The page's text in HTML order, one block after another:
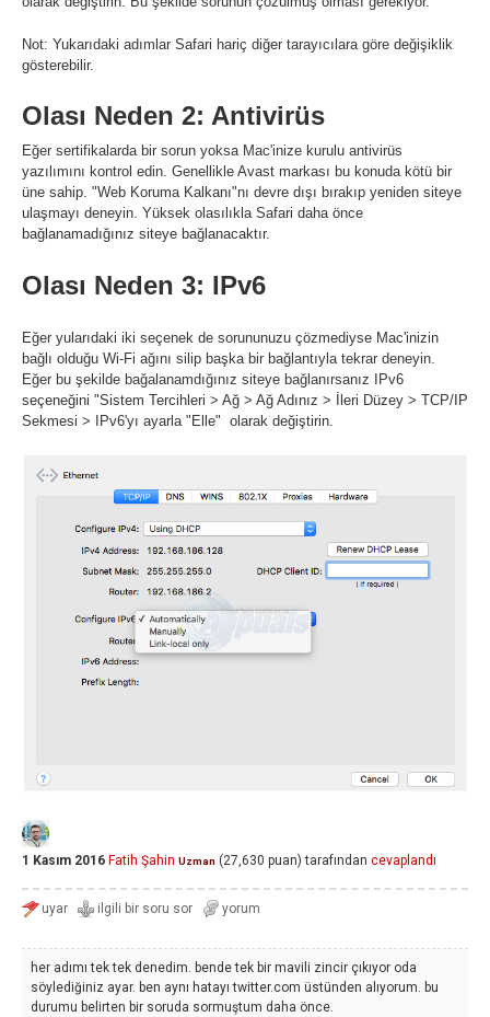
Not: Yukarıdaki adımlar Safari hariç diğer tarayıcılara göre değişiklik
gösterebilir.
Olası Neden 2: Antivirüs
Eğer sertifikalarda bir sorun yoksa Mac'inize kurulu antivirüs
yazılımını kontrol edin. Genellikle Avast markası bu konuda kötü bir
üne sahip. "Web Koruma Kalkanı"nı devre dışı bırakıp yeniden siteye
ulaşmayı deneyin. Yüksek olasılıkla Safari daha önce
bağlanamadığınız siteye bağlanacaktır.
Olası Neden 3: IPv6
Eğer yularıdaki iki seçenek de sorununuzu çözmediyse Mac'inizin
bağlı olduğu Wi-Fi ağını silip başka bir bağlantıyla tekrar deneyin.
Eğer bu şekilde bağalanamdığınız siteye bağlanırsanız IPv6
seçeneğini "Sistem Tercihleri > Ağ > Ağ Adınız > İleri Düzey > TCP/IP
Sekmesi > IPv6'yı ayarla "Elle" olarak değiştirin.
1 Kasım 2016 Fatih Şahin Uzman (27,630 puan) tarafından cevaplandı
her adımı tek tek denedim. bende tek bir mavili zincir çıkıyor oda
söylediğiniz ayar. ben aynı hatayı twitter.com üstünden alıyorum. bu
durumu belirten bir soruda sormuştum daha önce.